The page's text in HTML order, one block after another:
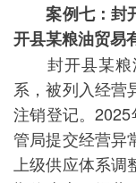
案例七：封
开县某粮油贸易
封开县某粮
系，被列入经营
注销登记。
管局提交经营异
上级供应体系